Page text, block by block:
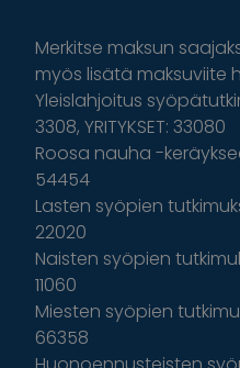
Merkitse maksun
myös lisätä maksuviite
Yleislahjoitus
3308, YRITYKSET: 33080
Roosa nauha -
54454
Lasten syöpien
22020
Naisten syöpien
11060
Miesten syöpien
66358